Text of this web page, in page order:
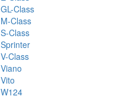
GL-Class
M-Class
S-Class
Sprinter
V-Class
Viano
Vito
W124